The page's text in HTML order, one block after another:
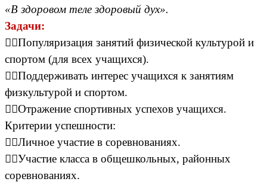
«В здоровом теле здоровый дух».
Задачи:
Популяризация занятий физической культурой и
спортом (для всех учащихся).
Поддерживать интерес учащихся к занятиям
физкультурой и спортом.
Отражение спортивных успехов учащихся.
Критерии успешности:
Личное участие в соревнованиях.
Участие класса в общешкольных, районных
соревнованиях.